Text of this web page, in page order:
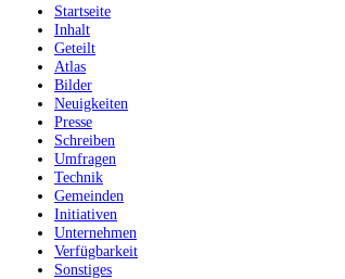
Startseite
Inhalt
Geteilt
Atlas
Bilder
Neuigkeiten
Presse
Schreiben
Umfragen
Technik
Gemeinden
Initiativen
Unternehmen
Verfügbarkeit
Sonstiges